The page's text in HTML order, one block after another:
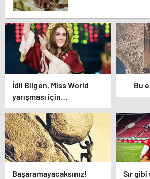
İdil Bilgen, Miss World
yarışması için
Hindistan’da
Bu
Başaramayacaksınız!
Sır gibi